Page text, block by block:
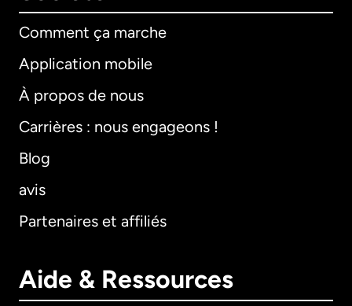
Comment ça marche
Application mobile
À propos de nous
Carrières : nous engageons !
Blog
avis
Partenaires et affiliés
Aide & Ressources